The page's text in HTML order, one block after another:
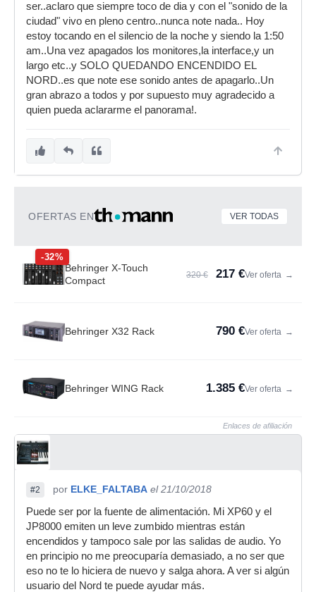
ser..aclaro que siempre toco de dia y con el "sonido de la
ciudad" vivo en pleno centro..nunca note nada.. Hoy
estoy tocando en el silencio de la noche y siendo la 1:50
am..Una vez apagados los monitores,la interface,y un
largo etc..y SOLO QUEDANDO ENCENDIDO EL
NORD..es que note ese sonido antes de apagarlo..Un
gran abrazo a todos y por supuesto muy agradecido a
quien pueda aclararme el panorama!.
OFERTAS EN VER TODAS
-32%
Behringer X-Touch
Compact
320 € 217 €Ver oferta →
Behringer X32 Rack 790 €Ver oferta →
Behringer WING Rack 1.385 €Ver oferta →
Enlaces de afiliación
#2 por ELKE_FALTABA el 21/10/2018
Puede ser por la fuente de alimentación. Mi XP60 y el
JP8000 emiten un leve zumbido mientras están
encendidos y tampoco sale por las salidas de audio. Yo
en principio no me preocuparía demasiado, a no ser que
eso no te lo hiciera de nuevo y salga ahora. A ver si algún
usuario del Nord te puede ayudar más.